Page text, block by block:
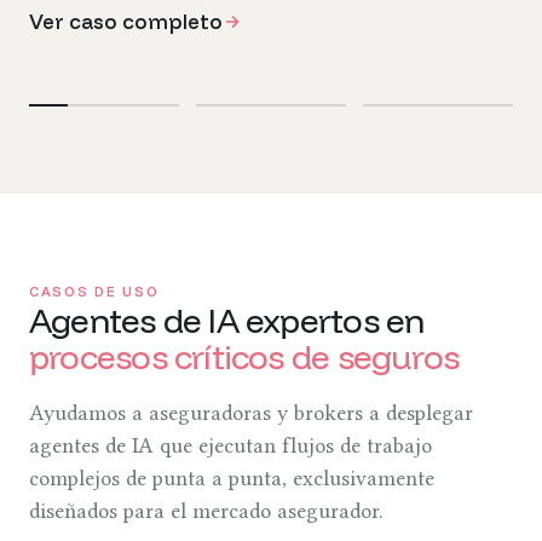
Ver caso completo
CASO S D E U S O
Agentes de IA expertos en
procesos críticos de seguros
Ayudamos a aseguradoras y brokers a desplegar
agentes de IA que ejecutan flujos de trabajo
complejos de punta a punta, exclusivamente
diseñados para el mercado asegurador.